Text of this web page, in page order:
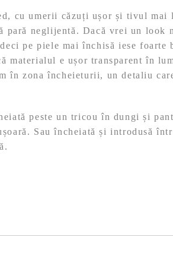
cu umerii căzuți ușor și tivul mai
pară neglijentă. Dacă vrei un look
pe piele mai închisă iese foarte
materialul e ușor transparent în
în zona încheieturii, un detaliu
peste un tricou în dungi și
Sau încheiată și introdusă